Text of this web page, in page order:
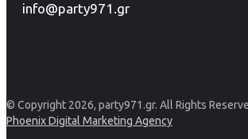
info@party971.gr
© Copyright 2026, party971.gr. All Rights
Phoenix Digital Marketing Agency